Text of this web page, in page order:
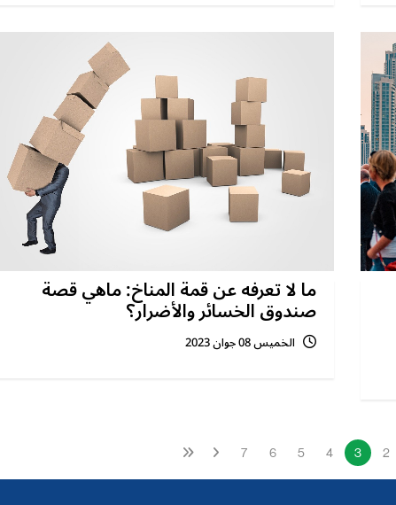
ما لا تعرفه عن قمة المناخ: ماهي قصة
صندوق الخسائر والأضرار؟
الخميس 08 جوان 2023
2
3
4
5
6
7